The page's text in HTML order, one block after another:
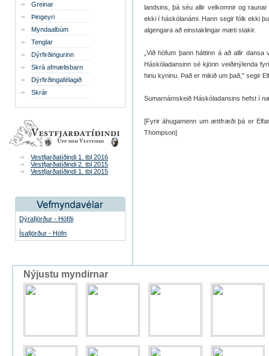
Greinar
Þingeyri
Myndaalbúm
Tenglar
Dýrfirðingurinn
Skrá afmælisbarn
Dýrfirðingafélagið
Skrár
Vestfjarðatíðindi 1. tbl 2016
Vestfjarðatíðindi 2. tbl 2015
Vestfjarðatíðindi 1. tbl 2015
Dýrafjörður - Höfði
Ísafjörður - Höfn
landsins, þá séu allir velkomnir og
ekki í háskólanámi. Hann segir fólk ekki
algengara að einstaklingar mæti stakir.
„Við höfum þann háttinn á að allir
Háskóladansinn sé kjörin veiðinýlenda
hinu kyninu. Það er mikið um það," segir
Sumarnámskeið Háskóladansins hefst í
[Fyrir áhugamenn um ættfræði þá er
Thompson]
Nýjustu myndirnar